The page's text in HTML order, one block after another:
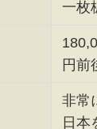
一枚
円前
非常
日本